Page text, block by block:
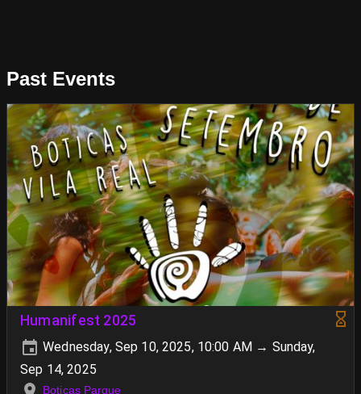
Past Events
Humanifest 2025
Wednesday, Sep 10, 2025, 10:00 AM → Sunday,
Sep 14, 2025
Boticas Parque